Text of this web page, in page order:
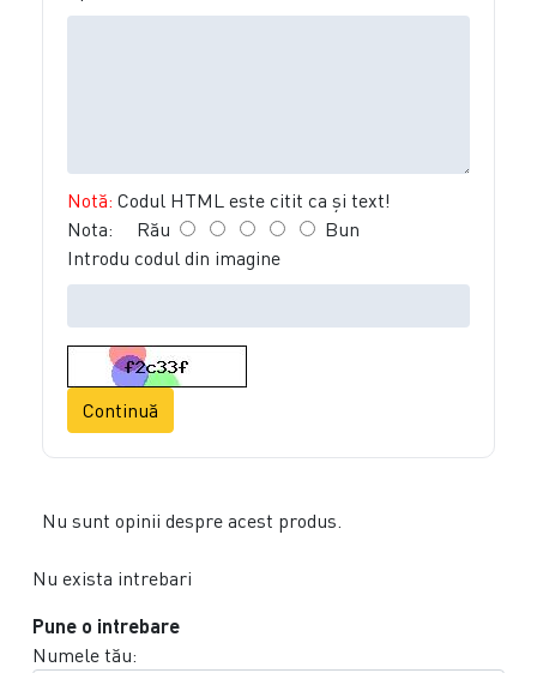
Notă: Codul HTML este citit ca şi text!
Nota: Rău
Bun
Introdu codul din imagine
Continuă
Nu sunt opinii despre acest produs.
Nu exista intrebari
Pune o intrebare
Numele tău: